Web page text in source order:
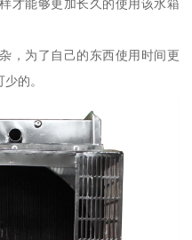
才能够更加长久的使用该水箱
为了自己的东西使用时间更
的。